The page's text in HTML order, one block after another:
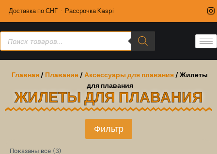
Доставка по СНГ · Рассрочка Kaspi
Главная / Плавание /Аксессуары для плавания / Жилеты
для плавания
ЖИЛЕТЫ ДЛЯ ПЛАВАНИЯ
Фильтр
Показаны все (3)